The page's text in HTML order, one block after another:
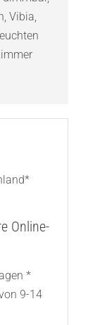
, Vibia,
Online-
*
9-14